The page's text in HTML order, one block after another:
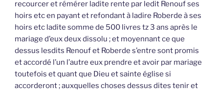
recourcer et rémérer ladite rente par ledit Renouf ses
hoirs etc en payant et refondant à ladire Roberde à ses
hoirs etc ladite somme de 500 livres tz 3 ans après le
mariage d’eux deux dissolu ; et moyennant ce que
dessus lesdits Renouf et Roberde s’entre sont promis
et accordé l’un l’autre eux prendre et avoir par mariage
toutefois et quant que Dieu et sainte église si
accorderont ; auxquelles choses dessus dites tenir et